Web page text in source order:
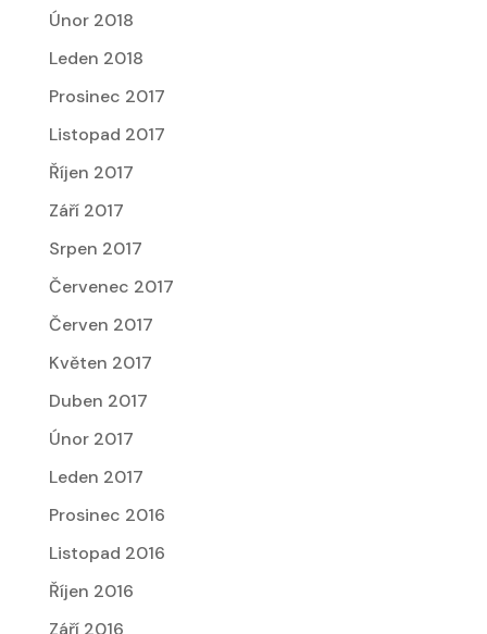
Únor 2018
Leden 2018
Prosinec 2017
Listopad 2017
Říjen 2017
Září 2017
Srpen 2017
Červenec 2017
Červen 2017
Květen 2017
Duben 2017
Únor 2017
Leden 2017
Prosinec 2016
Listopad 2016
Říjen 2016
Září 2016